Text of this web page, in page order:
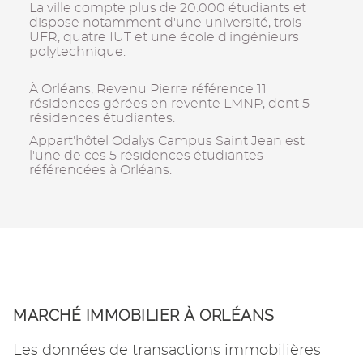
La ville compte plus de 20.000 étudiants et
dispose notamment d'une université, trois
UFR, quatre IUT et une école d'ingénieurs
polytechnique.
À Orléans, Revenu Pierre référence 11
résidences gérées en revente LMNP, dont 5
résidences étudiantes.
Appart'hôtel Odalys Campus Saint Jean est
l'une de ces 5 résidences étudiantes
référencées à Orléans.
MARCHÉ IMMOBILIER À ORLÉANS
Les données de transactions immobilières